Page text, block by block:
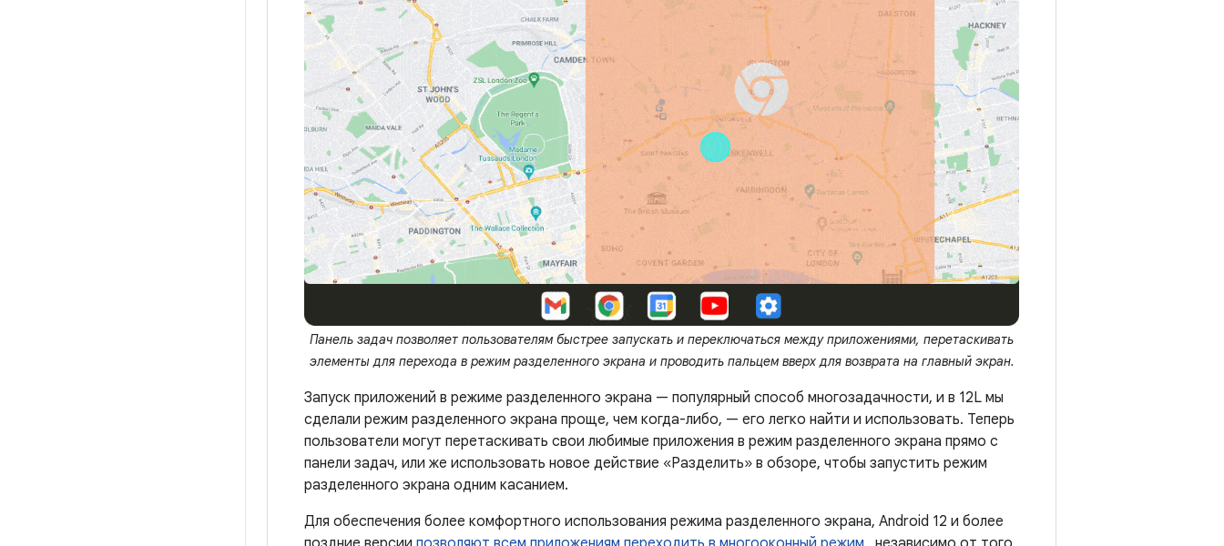
Панель задач позволяет пользователям быстрее запускать и переключаться между приложениями, перетаскивать
элементы для перехода в режим разделенного экрана и проводить пальцем вверх для возврата на главный экран.
Запуск приложений в режиме разделенного экрана — популярный способ многозадачности, и в 12L мы
сделали режим разделенного экрана проще, чем когда-либо, — его легко найти и использовать. Теперь
пользователи могут перетаскивать свои любимые приложения в режим разделенного экрана прямо с
панели задач, или же использовать новое действие «Разделить» в обзоре, чтобы запустить режим
разделенного экрана одним касанием.
Для обеспечения более комфортного использования режима разделенного экрана, Android 12 и более